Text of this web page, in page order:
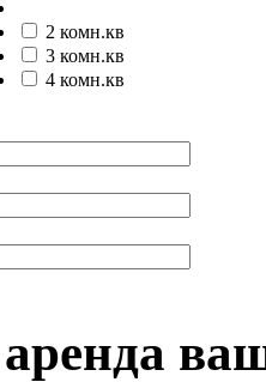
2 комн.кв
3 комн.кв
4 комн.кв